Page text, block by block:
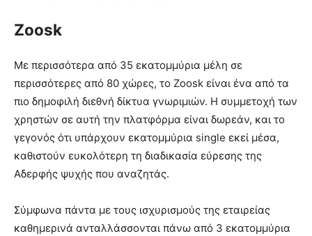
Zoosk
Με περισσότερα από 35 εκατομμύρια μέλη σε
περισσότερες από 80 χώρες, το Zoosk είναι ένα από τα
πιο δημοφιλή διεθνή δίκτυα γνωριμιών. Η συμμετοχή των
χρηστών σε αυτή την πλατφόρμα είναι δωρεάν, και το
γεγονός ότι υπάρχουν εκατομμύρια single εκεί μέσα,
καθιστούν ευκολότερη τη διαδικασία εύρεσης της
Αδερφής ψυχής που αναζητάς.
Σύμφωνα πάντα με τους ισχυρισμούς της εταιρείας
καθημερινά ανταλλάσσονται πάνω από 3 εκατομμύρια